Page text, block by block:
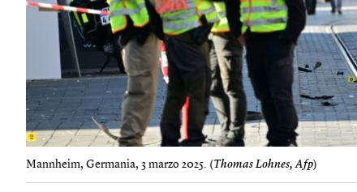
Mannheim, Germania, 3 marzo 2025. (Thomas Lohnes, Afp)